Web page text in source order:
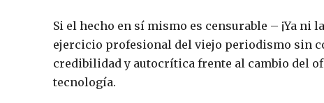
Si el hecho en sí mismo es censurable – ¡Ya ni
ejercicio profesional del viejo periodismo sin
credibilidad y autocrítica frente al cambio del
tecnología.